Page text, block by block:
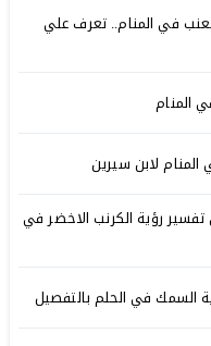
في المنام.. تعرف علي
المنام
لابن سيرين
رؤية الكرنب الاخضر في
السمك في الحلم بالتفصيل